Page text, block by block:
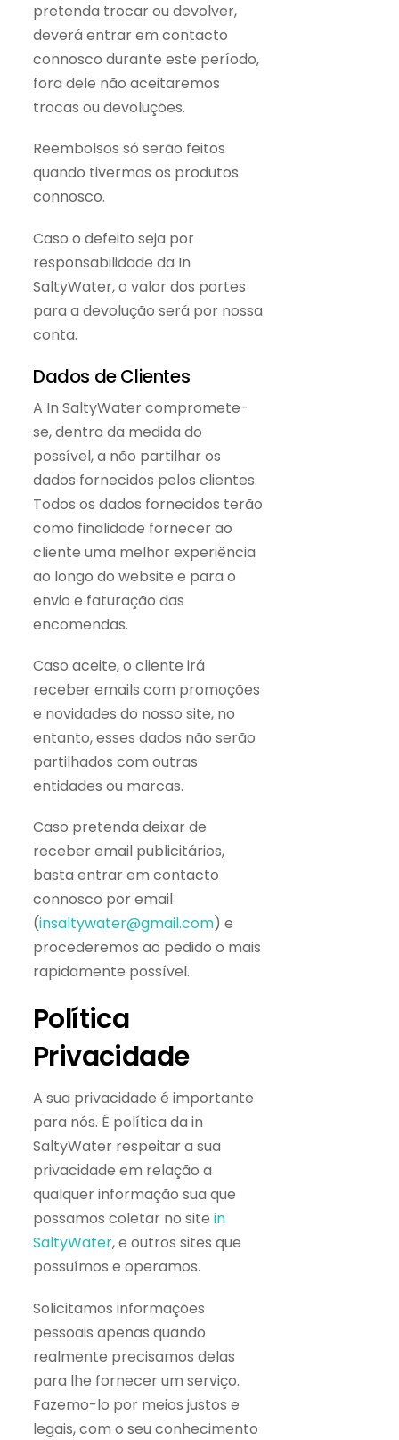
pretenda trocar ou devolver,
deverá entrar em contacto
connosco durante este período,
fora dele não aceitaremos
trocas ou devoluções.
Reembolsos só serão feitos
quando tivermos os produtos
connosco.
Caso o defeito seja por
responsabilidade da In
SaltyWater, o valor dos portes
para a devolução será por nossa
conta.
Dados de Clientes
A In SaltyWater compromete-
se, dentro da medida do
possível, a não partilhar os
dados fornecidos pelos clientes.
Todos os dados fornecidos terão
como finalidade fornecer ao
cliente uma melhor experiência
ao longo do website e para o
envio e faturação das
encomendas.
Caso aceite, o cliente irá
receber emails com promoções
e novidades do nosso site, no
entanto, esses dados não serão
partilhados com outras
entidades ou marcas.
Caso pretenda deixar de
receber email publicitários,
basta entrar em contacto
connosco por email
(insaltywater@gmail.com) e
procederemos ao pedido o mais
rapidamente possível.
Política
Privacidade
A sua privacidade é importante
para nós. É política da in
SaltyWater respeitar a sua
privacidade em relação a
qualquer informação sua que
possamos coletar no site in
SaltyWater, e outros sites que
possuímos e operamos.
Solicitamos informações
pessoais apenas quando
realmente precisamos delas
para lhe fornecer um serviço.
Fazemo-lo por meios justos e
legais, com o seu conhecimento